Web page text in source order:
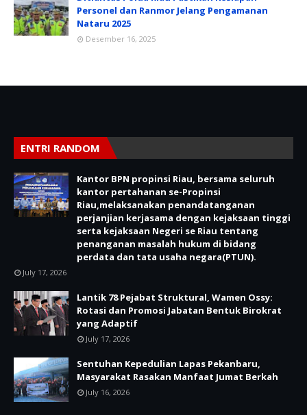
Personel dan Ranmor Jelang Pengamanan
Nataru 2025
Desember 16, 2025
ENTRI RANDOM
Kantor BPN propinsi Riau, bersama seluruh
kantor pertahanan se-Propinsi
Riau,melaksanakan penandatanganan
perjanjian kerjasama dengan kejaksaan tinggi
serta kejaksaan Negeri se Riau tentang
penanganan masalah hukum di bidang
perdata dan tata usaha negara(PTUN).
July 17, 2026
Lantik 78 Pejabat Struktural, Wamen Ossy:
Rotasi dan Promosi Jabatan Bentuk Birokrat
yang Adaptif
July 17, 2026
Sentuhan Kepedulian Lapas Pekanbaru,
Masyarakat Rasakan Manfaat Jumat Berkah
July 16, 2026